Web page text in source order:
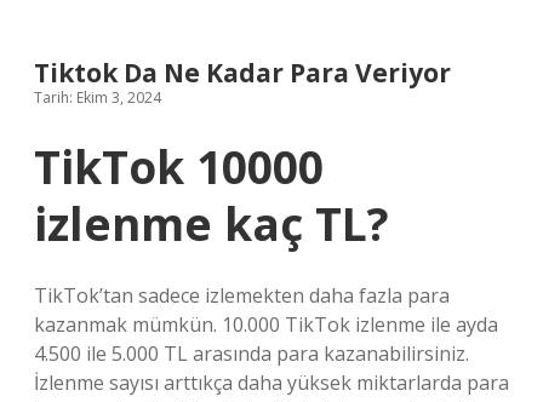
Tiktok Da Ne Kadar Para Veriyor
Tarih: Ekim 3, 2024
TikTok 10000
izlenme kaç TL?
TikTok’tan sadece izlemekten daha fazla para
kazanmak mümkün. 10.000 TikTok izlenme ile ayda
4.500 ile 5.000 TL arasında para kazanabilirsiniz.
İzlenme sayısı arttıkça daha yüksek miktarlarda para